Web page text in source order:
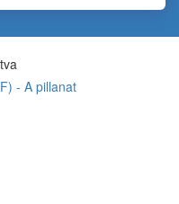
- A pillanat